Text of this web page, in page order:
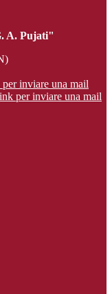
A. Pujati"
inviare una mail
per inviare una mail